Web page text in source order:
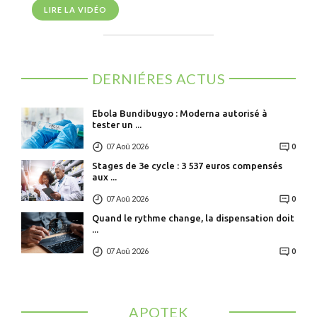
LIRE LA VIDÉO
DERNIÉRES ACTUS
Ebola Bundibugyo : Moderna autorisé à
tester un ...
07 Aoû 2026 0
Stages de 3e cycle : 3 537 euros compensés
aux ...
07 Aoû 2026 0
Quand le rythme change, la dispensation doit
...
07 Aoû 2026 0
APOTEK